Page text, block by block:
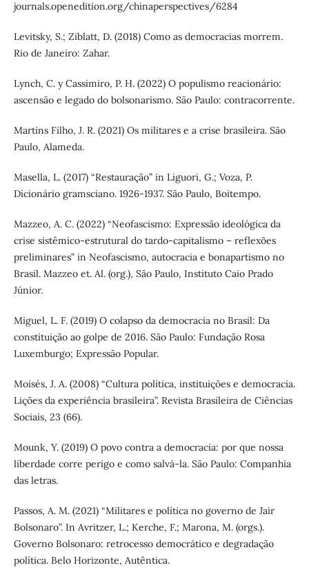
journals.openedition.org/chinaperspectives/6284
Levitsky, S.; Ziblatt, D. (2018) Como as democracias morrem.
Rio de Janeiro: Zahar.
Lynch, C. y Cassimiro, P. H. (2022) O populismo reacionário:
ascensão e legado do bolsonarismo. São Paulo: contracorrente.
Martins Filho, J. R. (2021) Os militares e a crise brasileira. São
Paulo, Alameda.
Masella, L. (2017) “Restauração” in Liguori, G.; Voza, P.
Dicionário gramsciano. 1926-1937. São Paulo, Boitempo.
Mazzeo, A. C. (2022) “Neofascismo: Expressão ideológica da
crise sistêmico-estrutural do tardo-capitalismo – reflexões
preliminares” in Neofascismo, autocracia e bonapartismo no
Brasil. Mazzeo et. Al. (org.), São Paulo, Instituto Caio Prado
Júnior.
Miguel, L. F. (2019) O colapso da democracia no Brasil: Da
constituição ao golpe de 2016. São Paulo: Fundação Rosa
Luxemburgo; Expressão Popular.
Moisés, J. A. (2008) “Cultura política, instituições e democracia.
Lições da experiência brasileira”. Revista Brasileira de Ciências
Sociais, 23 (66).
Mounk, Y. (2019) O povo contra a democracia: por que nossa
liberdade corre perigo e como salvá-la. São Paulo: Companhia
das letras.
Passos, A. M. (2021) “Militares e política no governo de Jair
Bolsonaro”. In Avritzer, L.; Kerche, F.; Marona, M. (orgs.).
Governo Bolsonaro: retrocesso democrático e degradação
política. Belo Horizonte, Autêntica.